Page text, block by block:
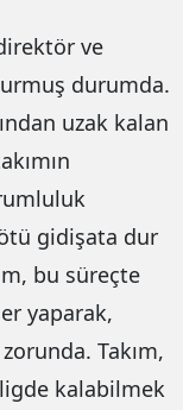
ve
durumda.
uzak kalan
gidişata dur
bu süreçte
yaparak,
Takım,
kalabilmek